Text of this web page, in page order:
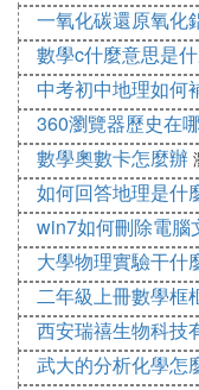
生物地理中考A等
分計入升學成績，
升學成績以分數形
語為A、B捲成績
成績×50%+B捲成
0%，滿分50分；
同時，將思想品德
級按A等20分、B
學成績，滿分各
理、化學在計入升
後按「四捨五入」
一氧化碳還原氧化
數學c什麼意思是
中考初中地理如何
360瀏覽器歷史在
數學奧數卡怎麼辦
如何回答地理是什
win7如何刪除電腦
大學物理實驗干什
二年級上冊數學框
西安瑞禧生物科技
武大的分析化學怎